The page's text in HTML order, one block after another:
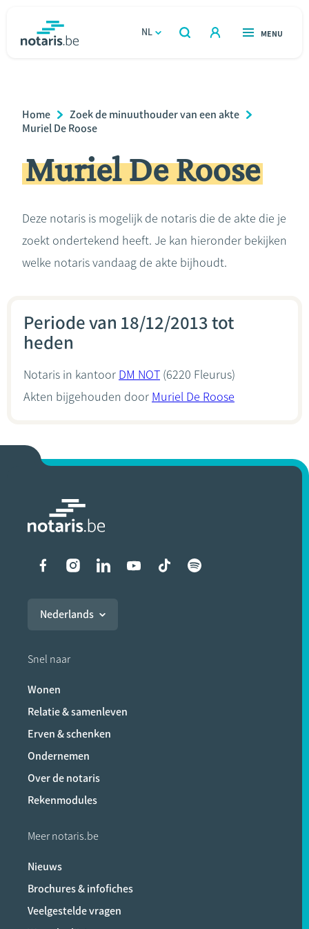
gaan
NL
OPEN
ZOEKEN
OPEN
MENU
Relatie & samenleven
Erven & schenken
Over de notaris
Breadcrumb
Home
Zoek de minuuthouder van een akte
Muriel De Roose
Muriel De Roose
Deze notaris is mogelijk de notaris die de akte die je
zoekt ondertekend heeft. Je kan hieronder bekijken
welke notaris vandaag de akte bijhoudt.
Periode van 18/12/2013 tot
heden
Notaris in kantoor DM NOT (6220 Fleurus)
Akten bijgehouden door Muriel De Roose
Liens vers les réseaux
Nederlands
Snel naar
Wonen
Relatie & samenleven
Erven & schenken
Ondernemen
Over de notaris
Rekenmodules
Meer notaris.be
Nieuws
Brochures & infofiches
Veelgestelde vragen